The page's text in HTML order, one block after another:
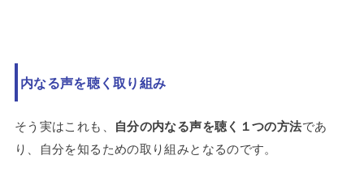
内なる声を聴く取り組み
そう実はこれも、 自分の内なる声を聴く１つの方法であ
り、自分を知るための取り組みとなるのです。